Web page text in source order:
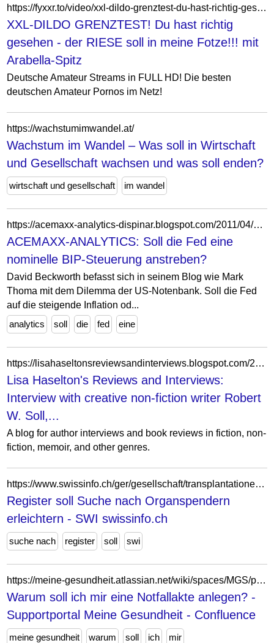
https://fyxxr.to/video/xxl-dildo-grenztest-du-hast-richtig-gesehen-der-riese-soll-in-meine-fotze-mit-arabella-spitz/
XXL-DILDO GRENZTEST! Du hast richtig
gesehen - der RIESE soll in meine Fotze!!! mit
Arabella-Spitz
Deutsche Amateur Streams in FULL HD! Die besten
deutschen Amateur Pornos im Netz!
https://wachstumimwandel.at/
Wachstum im Wandel – Was soll in Wirtschaft
und Gesellschaft wachsen und was soll enden?
wirtschaft und gesellschaft im wandel
https://acemaxx-analytics-dispinar.blogspot.com/2011/04/soll-die-fed-eine-nominelle-bip.html
ACEMAXX-ANALYTICS: Soll die Fed eine
nominelle BIP-Steuerung anstreben?
David Beckworth befasst sich in seinem Blog wie Mark
Thoma mit dem Dilemma der US-Notenbank. Soll die Fed
auf die steigende Inflation od...
analytics
soll die fed eine
https://lisahaseltonsreviewsandinterviews.blogspot.com/2017/03/interview-with-creative-non-fiction.html
Lisa Haselton's Reviews and Interviews:
Interview with creative non-fiction writer Robert
W. Soll,...
A blog for author interviews and book reviews in fiction, non-
fiction, memoir, and other genres.
https://www.swissinfo.ch/ger/gesellschaft/transplantationen_register-soll-suche-nach-organspendern-erleichtern/44440802
Register soll Suche nach Organspendern
erleichtern - SWI swissinfo.ch
suche nach register soll swi
https://meine-gesundheit.atlassian.net/wiki/spaces/MGS/pages/2392206/Warum+soll+ich+mir+eine+Notfallakte+anlegen
Warum soll ich mir eine Notfallakte anlegen? -
Supportportal Meine Gesundheit - Confluence
meine gesundheit warum soll ich mir